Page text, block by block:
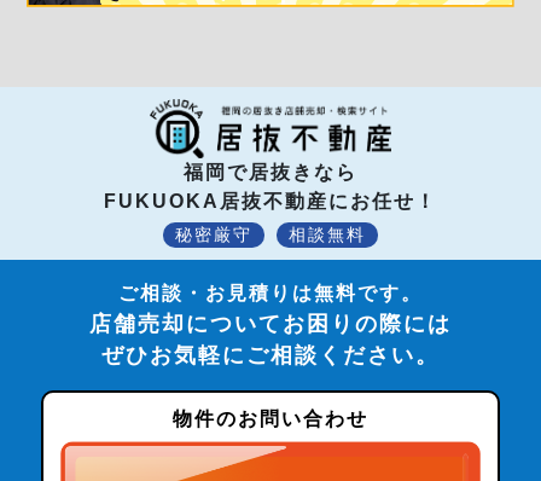
福岡で居抜きなら
FUKUOKA居抜不動産にお任せ！
秘密厳守 相談無料
ご相談・お見積りは無料です。
店舗売却についてお困りの際には
ぜひお気軽にご相談ください。
物件のお問い合わせ